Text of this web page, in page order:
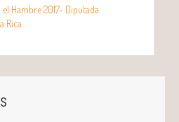
Hambre 2017- Diputada
Rica